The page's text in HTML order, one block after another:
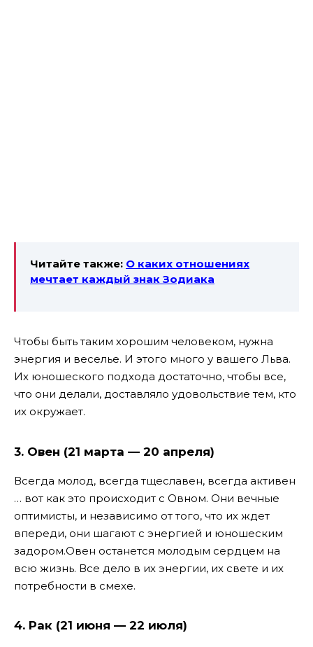
Читайте также: О каких отношениях
мечтает каждый знак Зодиака
Чтобы быть таким хорошим человеком, нужна
энергия и веселье. И этого много у вашего Льва.
Их юношеского подхода достаточно, чтобы все,
что они делали, доставляло удовольствие тем, кто
их окружает.
3. Овен (21 марта — 20 апреля)
Всегда молод, всегда тщеславен, всегда активен
… вот как это происходит с Овном. Они вечные
оптимисты, и независимо от того, что их ждет
впереди, они шагают с энергией и юношеским
задором.Овен останется молодым сердцем на
всю жизнь. Все дело в их энергии, их свете и их
потребности в смехе.
4. Рак (21 июня — 22 июля)